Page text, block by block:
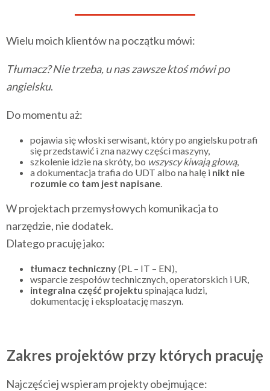
Wielu moich klientów na początku mówi:
Tłumacz? Nie trzeba, u nas zawsze ktoś mówi po
angielsku.
Do momentu aż:
pojawia się włoski serwisant, który po angielsku potrafi
się przedstawić i zna nazwy części maszyny,
szkolenie idzie na skróty, bo wszyscy kiwają głową,
a dokumentacja trafia do UDT albo na halę i nikt nie
rozumie co tam jest napisane.
W projektach przemysłowych komunikacja to
narzędzie, nie dodatek.
Dlatego pracuję jako:
tłumacz techniczny(PL – IT – EN),
wsparcie zespołów technicznych, operatorskich i UR,
integralna część projektu spinająca ludzi,
dokumentację i eksploatację maszyn.
Zakres projektów przy których pracuję
Najczęściej wspieram projekty obejmujące: